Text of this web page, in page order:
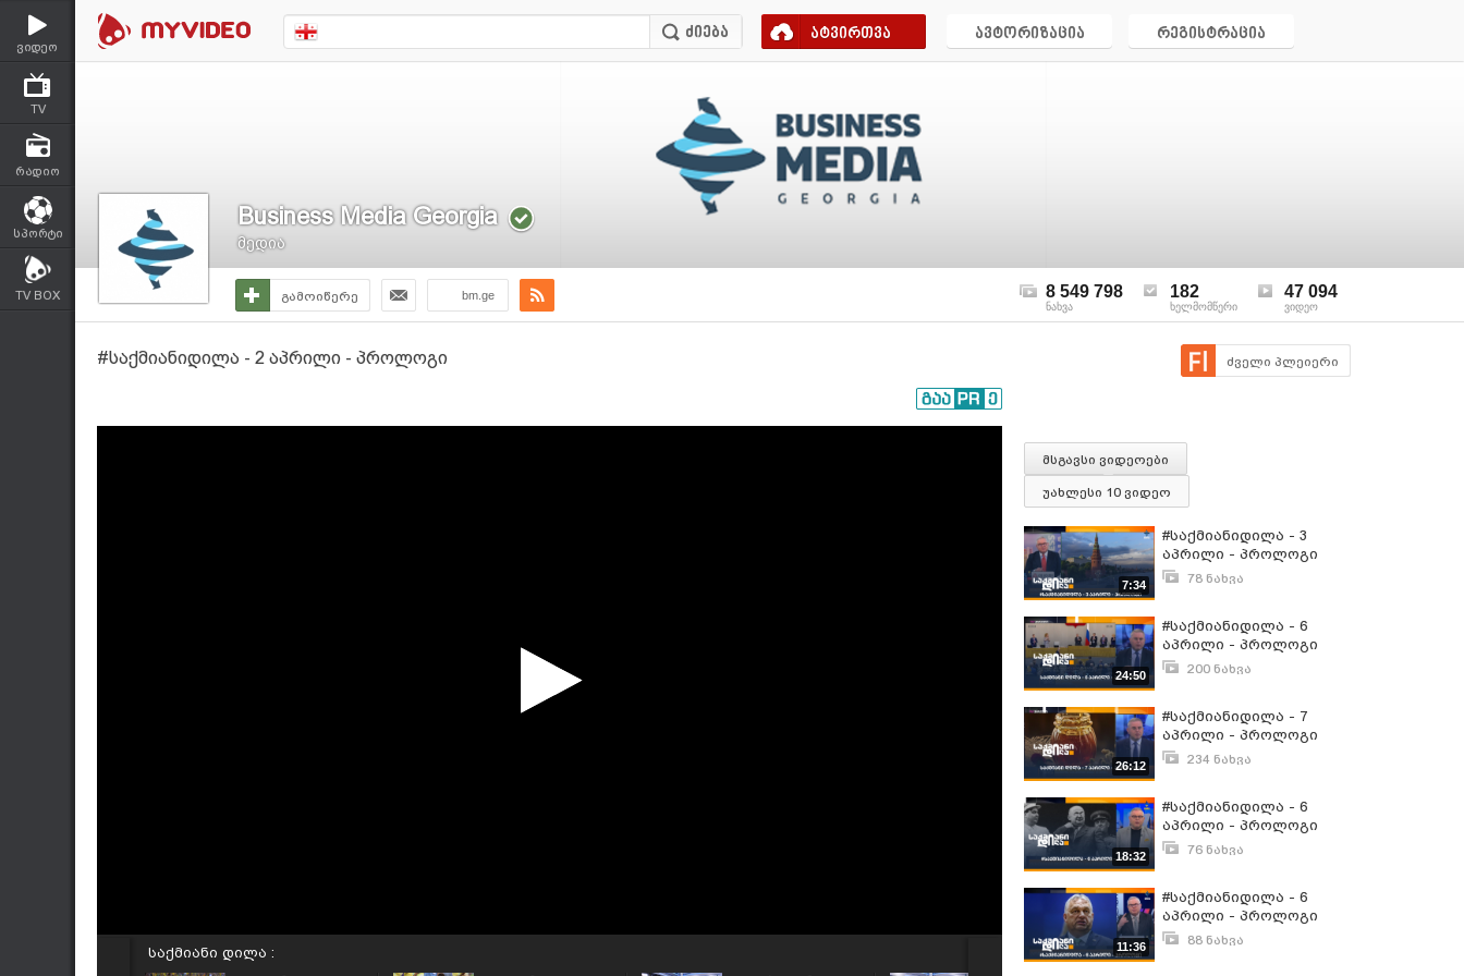
ვიდეო
TV
რადიო
სპორტი
TV BOX
ატვირთვა ავტორიზაცია რეგისტრაცია
Business Media Georgia
მედია
გამოიწერე bm.ge 8 549 798
ნახვა
182
ხელმომწერი
47 094
ვიდეო
#საქმიანიდილა - 2 აპრილი - პროლოგი ძველი პლეიერი
საქმიანი დილა :
მსგავსი ვიდეოები
უახლესი 10 ვიდეო
7:34
#საქმიანიდილა - 3
აპრილი - პროლოგი
78 ნახვა
24:50
#საქმიანიდილა - 6
აპრილი - პროლოგი
200 ნახვა
26:12
#საქმიანიდილა - 7
აპრილი - პროლოგი
234 ნახვა
18:32
#საქმიანიდილა - 6
აპრილი - პროლოგი
76 ნახვა
11:36
#საქმიანიდილა - 6
აპრილი - პროლოგი
88 ნახვა